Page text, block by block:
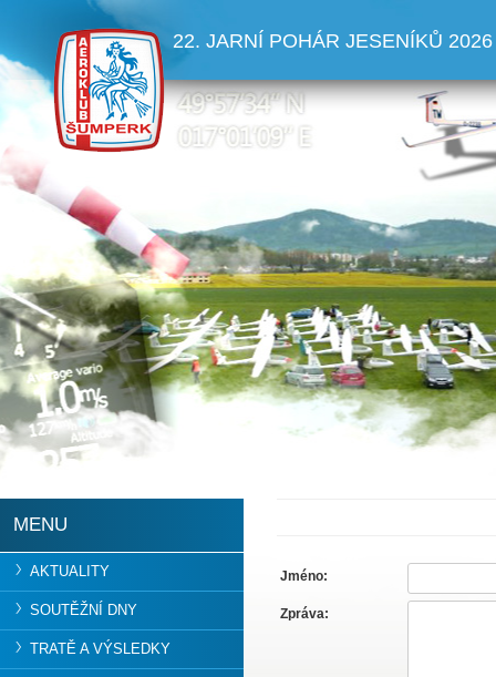
22. JARNÍ POHÁR JESENÍKŮ 2026
MENU
AKTUALITY
SOUTĚŽNÍ DNY
TRATĚ A VÝSLEDKY
Jméno:
Zpráva: